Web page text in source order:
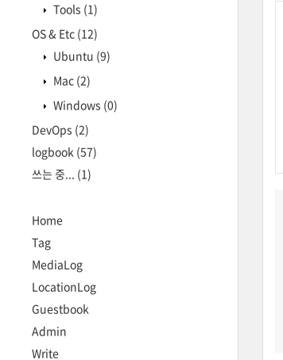
Tools (1)
OS & Etc (12)
Ubuntu (9)
Mac (2)
Windows (0)
DevOps (2)
logbook (57)
쓰는 중... (1)
Home
Tag
MediaLog
LocationLog
Guestbook
Admin
Write